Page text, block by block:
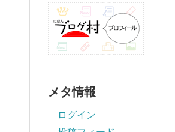
メタ情報
ログイン